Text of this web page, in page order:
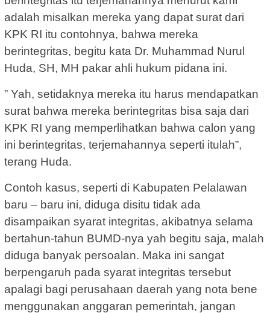
adalah misalkan mereka yang dapat surat dari
KPK RI itu contohnya, bahwa mereka
berintegritas, begitu kata Dr. Muhammad Nurul
Huda, SH, MH pakar ahli hukum pidana ini.
” Yah, setidaknya mereka itu harus mendapatkan
surat bahwa mereka berintegritas bisa saja dari
KPK RI yang memperlihatkan bahwa calon yang
ini berintegritas, terjemahannya seperti itulah”,
terang Huda.
Contoh kasus, seperti di Kabupaten Pelalawan
baru – baru ini, diduga disitu tidak ada
disampaikan syarat integritas, akibatnya selama
bertahun-tahun BUMD-nya yah begitu saja, malah
diduga banyak persoalan. Maka ini sangat
berpengaruh pada syarat integritas tersebut
apalagi bagi perusahaan daerah yang nota bene
menggunakan anggaran pemerintah, jangan